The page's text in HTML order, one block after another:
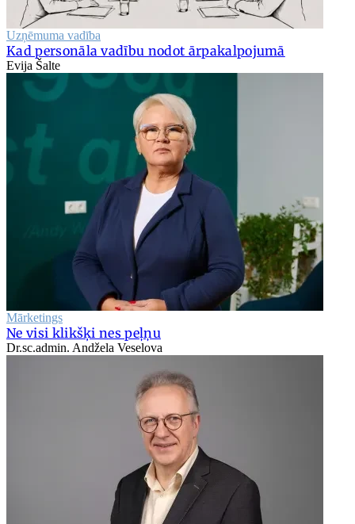
Uzņēmuma vadība
Kad personāla vadību nodot ārpakalpojumā
Evija Šalte
Mārketings
Ne visi klikšķi nes peļņu
Dr.sc.admin. Andžela Veselova